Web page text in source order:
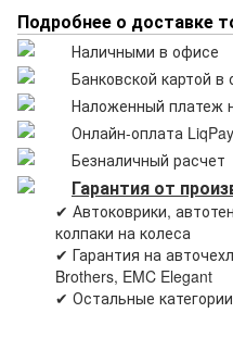
Подробнее о доставке
Наличными в офисе
Банковской картой в
Наложенный платеж
Онлайн-оплата
Безналичный расчет
Гарантия от
✔ Автоковрики,
колпаки на колеса
✔ Гарантия на
Brothers, EMC Elegant
✔ Остальные